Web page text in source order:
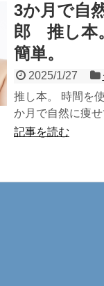
3か月で自
郎 推し本
簡単。
2025/1/27
推し本。 時間を
か月で自然に痩
記事を読む